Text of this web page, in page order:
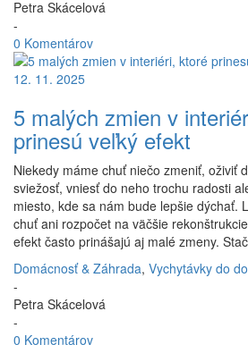
Petra Skácelová
-
0 Komentárov
12. 11. 2025
5 malých zmien v
prinesú veľký efekt
Niekedy máme chuť niečo zmeniť, oživiť
sviežosť, vniesť do neho trochu radosti
miesto, kde sa nám bude lepšie dýchať.
chuť ani rozpočet na väčšie
efekt často prinášajú aj malé zmeny.
Domácnosť & Záhrada, Vychytávky do
-
Petra Skácelová
-
0 Komentárov